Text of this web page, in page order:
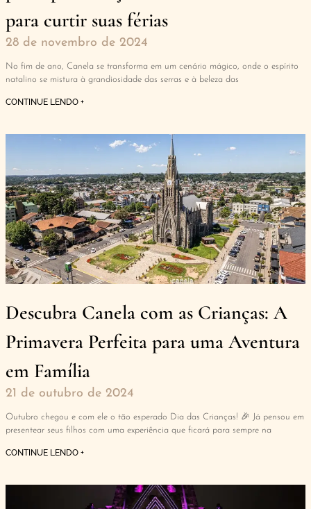
para curtir suas férias
28 de novembro de 2024
No fim de ano, Canela se transforma em um cenário mágico, onde o espírito
natalino se mistura à grandiosidade das serras e à beleza das
CONTINUE LENDO +
Descubra Canela com as Crianças: A
Primavera Perfeita para uma Aventura
em Família
21 de outubro de 2024
Outubro chegou e com ele o tão esperado Dia das Crianças! 🎉 Já pensou em
presentear seus filhos com uma experiência que ficará para sempre na
CONTINUE LENDO +